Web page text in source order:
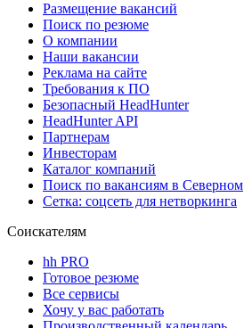
Размещение вакансий
Поиск по резюме
О компании
Наши вакансии
Реклама на сайте
Требования к ПО
Безопасный HeadHunter
HeadHunter API
Партнерам
Инвесторам
Каталог компаний
Поиск по вакансиям в Северном
Сетка: соцсеть для нетворкинга
Соискателям
hh PRO
Готовое резюме
Все сервисы
Хочу у вас работать